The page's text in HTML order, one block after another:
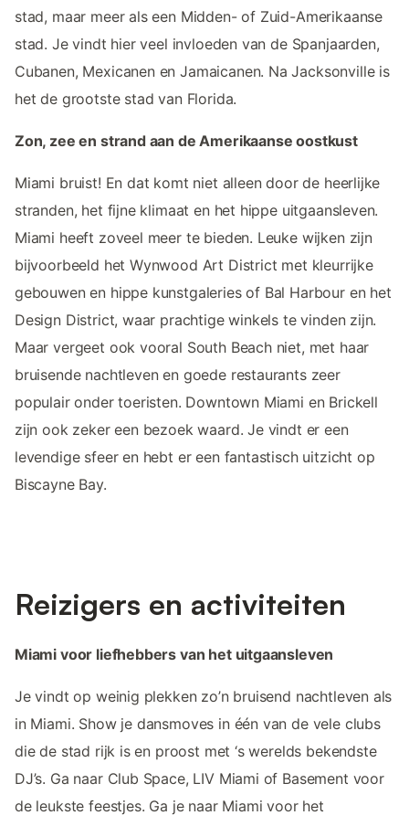
stad, maar meer als een Midden- of Zuid-Amerikaanse
stad. Je vindt hier veel invloeden van de Spanjaarden,
Cubanen, Mexicanen en Jamaicanen. Na Jacksonville is
het de grootste stad van Florida.
Zon, zee en strand aan de Amerikaanse oostkust
Miami bruist! En dat komt niet alleen door de heerlijke
stranden, het fijne klimaat en het hippe uitgaansleven.
Miami heeft zoveel meer te bieden. Leuke wijken zijn
bijvoorbeeld het Wynwood Art District met kleurrijke
gebouwen en hippe kunstgaleries of Bal Harbour en het
Design District, waar prachtige winkels te vinden zijn.
Maar vergeet ook vooral South Beach niet, met haar
bruisende nachtleven en goede restaurants zeer
populair onder toeristen. Downtown Miami en Brickell
zijn ook zeker een bezoek waard. Je vindt er een
levendige sfeer en hebt er een fantastisch uitzicht op
Biscayne Bay.
Reizigers en activiteiten
Miami voor liefhebbers van het uitgaansleven
Je vindt op weinig plekken zo’n bruisend nachtleven als
in Miami. Show je dansmoves in één van de vele clubs
die de stad rijk is en proost met ‘s werelds bekendste
DJ’s. Ga naar Club Space, LIV Miami of Basement voor
de leukste feestjes. Ga je naar Miami voor het